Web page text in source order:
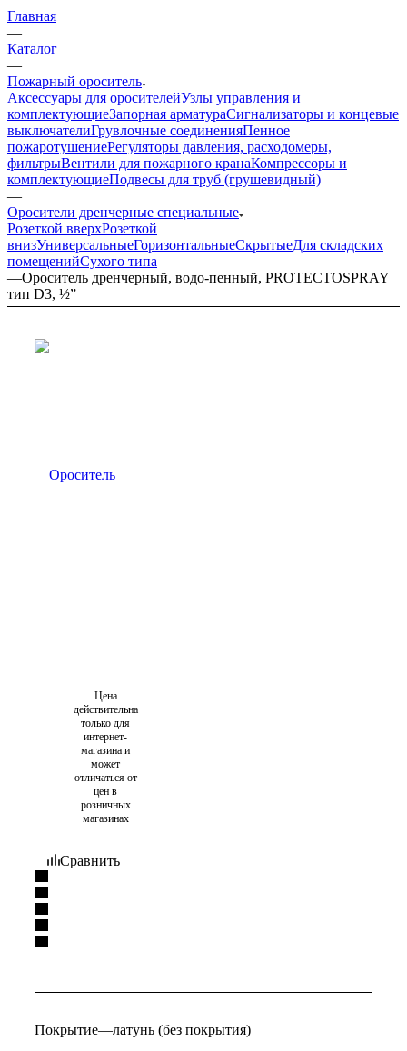
Главная
—
Каталог
—
Пожарный ороситель
Аксессуары для оросителейУзлы управления и
комплектующиеЗапорная арматураСигнализаторы и концевые
выключателиГрувлочные соединенияПенное
пожаротушениеРегуляторы давления, расходомеры,
фильтрыВентили для пожарного кранаКомпрессоры и
комплектующиеПодвесы для труб (грушевидный)
—
Оросители дренчерные специальные
Розеткой вверхРозеткой
внизУниверсальныеГоризонтальныеСкрытыеДля складских
помещенийСухого типа
—Ороситель дренчерный, водо-пенный, PROTECTOSPRAY
тип D3, ½”
Цена
действительна
только для
интернет-
магазина и
может
отличаться от
цен в
розничных
магазинах
Сравнить
Покрытие—латунь (без покрытия)